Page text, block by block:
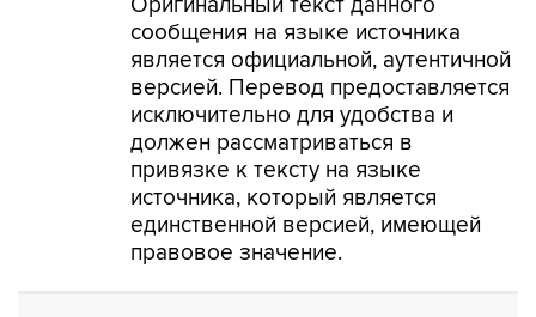
сообщения на языке источника
является официальной, аутентичной
версией. Перевод предоставляется
исключительно для удобства и
должен рассматриваться в
привязке к тексту на языке
источника, который является
единственной версией, имеющей
правовое значение.